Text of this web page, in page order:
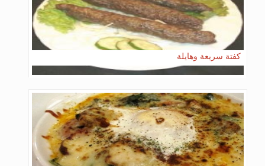
كفتة سريعة وهايلة